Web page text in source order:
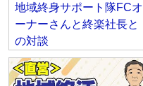
地域終身サポート隊FCオ
ーナーさんと終楽社長と
の対談